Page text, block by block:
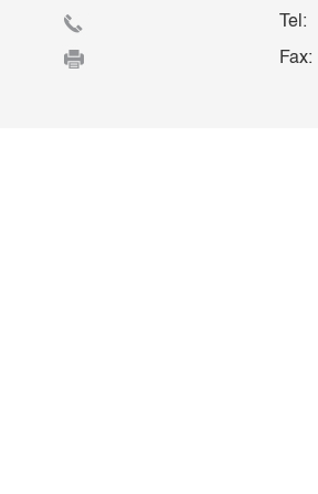
Tel:
Fax: